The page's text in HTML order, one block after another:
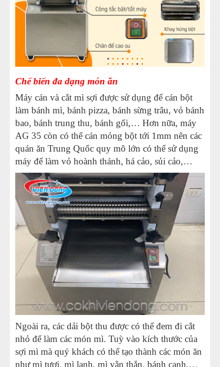
Chế biến đa dạng món ăn
Máy cán và cắt mì sợi được sử dụng để cán bột
làm bánh mì, bánh pizza, bánh sừng trâu, vỏ bánh
bao, bánh trung thu, bánh gối,… Hơn nữa, máy
AG 35 còn có thể cán mỏng bột tới 1mm nên các
quán ăn Trung Quốc quy mô lớn có thể sử dụng
máy để làm vỏ hoành thánh, há cảo, sủi cảo,…
Ngoài ra, các dải bột thu được có thể đem đi cắt
nhỏ để làm các món mì. Tuỳ vào kích thước của
sợi mì mà quý khách có thể tạo thành các món ăn
như mì tươi, mì lạnh, mì vằn thắn, bánh canh,…